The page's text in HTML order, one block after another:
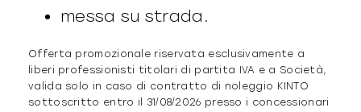
messa su strada.
Offerta promozionale riservata esclusivamente a
liberi professionisti titolari di partita IVA e a Società,
valida solo in caso di contratto di noleggio KINTO
sottoscritto entro il 31/08/2026 presso i concessionari